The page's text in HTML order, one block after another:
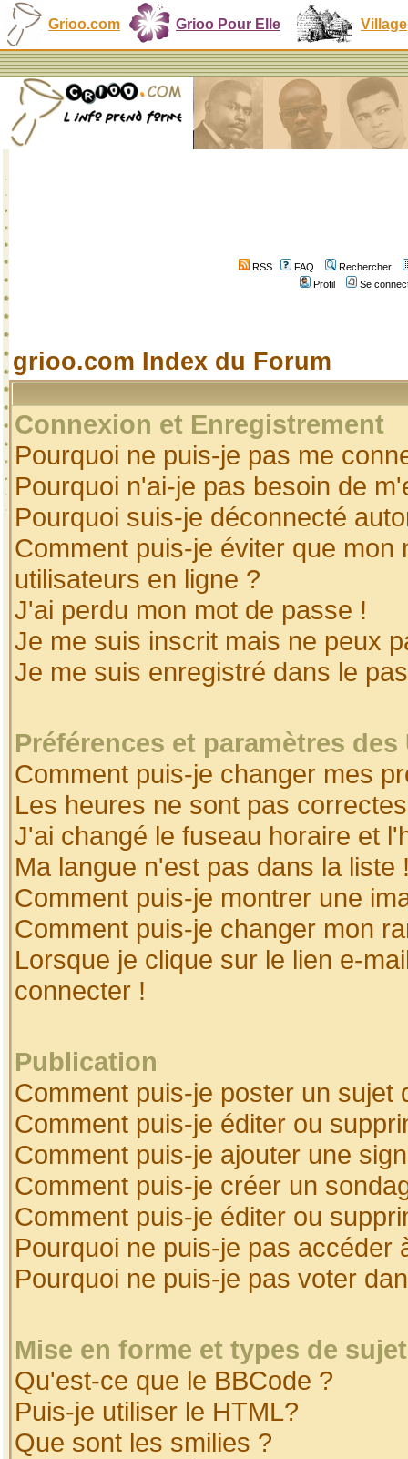
Grioo.com Grioo Pour Elle Village
RSS FAQ
Rechercher
Profil
Se
grioo.com Index du Forum
Connexion et Enregistrement
Pourquoi ne puis-je pas me
Pourquoi n'ai-je pas besoin de
Pourquoi suis-je déconnecté
Comment puis-je éviter que
utilisateurs en ligne ?
J'ai perdu mon mot de passe !
Je me suis inscrit mais ne peux
Je me suis enregistré dans le
Préférences et paramètres
Comment puis-je changer mes
Les heures ne sont pas
J'ai changé le fuseau horaire et
Ma langue n'est pas dans la liste
Comment puis-je montrer une
Comment puis-je changer mon
Lorsque je clique sur le lien e-
connecter !
Publication
Comment puis-je poster un sujet
Comment puis-je éditer ou
Comment puis-je ajouter une
Comment puis-je créer un
Comment puis-je éditer ou
Pourquoi ne puis-je pas accéder
Pourquoi ne puis-je pas voter
Mise en forme et types de
Qu'est-ce que le BBCode ?
Puis-je utiliser le HTML?
Que sont les smilies ?